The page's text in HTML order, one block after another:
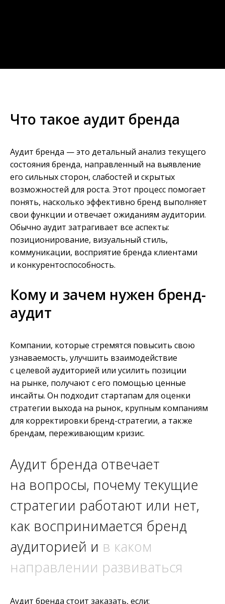
Что такое аудит бренда
Аудит бренда — это детальный анализ текущего
состояния бренда, направленный на выявление
его сильных сторон, слабостей и скрытых
возможностей для роста. Этот процесс помогает
понять, насколько эффективно бренд выполняет
свои функции и отвечает ожиданиям аудитории.
Обычно аудит затрагивает все аспекты:
позиционирование, визуальный стиль,
коммуникации, восприятие бренда клиентами
и конкурентоспособность.
Кому и зачем нужен бренд-
аудит
Компании, которые стремятся повысить свою
узнаваемость, улучшить взаимодействие
с целевой аудиторией или усилить позиции
на рынке, получают с его помощью ценные
инсайты. Он подходит стартапам для оценки
стратегии выхода на рынок, крупным компаниям
для корректировки бренд-стратегии, а также
брендам, переживающим кризис.
Аудит бренда отвечает
на вопросы, почему текущие
стратегии работают или нет,
как воспринимается бренд
аудиторией и в каком
направлении развиваться
Аудит бренда стоит заказать, если: